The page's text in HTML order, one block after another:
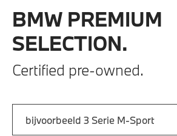
BMW PREMIUM
SELECTION.
Certified pre-owned.
Zoek naar een automodel,